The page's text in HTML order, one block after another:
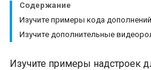
Содержание
Изучите примеры кода
Изучите дополнительные
Изучите примеры надстроек